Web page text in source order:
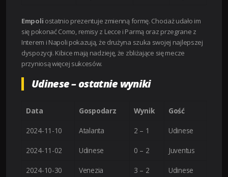
Empoli ostatnio prezentuje zmienną formę. Chociaż udało im
się pokonać Como, remisy z Lecce i Parmą oraz przegrane z
Interem i Napoli pokazują, że drużyna szuka swojej najlepszej
dyspozycji. Kibice mają nadzieję, że zbliżające się mecze
przyniosą więcej sukcesów.
Udinese – ostatnie wyniki
Data Gospodarz Wynik Gość
2024-11-10 Atalanta 2 – 1 Udinese
2024-11-02 Udinese 0 – 2 Juventus
2024-10-30 Venezia 3 – 2 Udinese